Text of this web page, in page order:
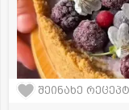
შეინახე